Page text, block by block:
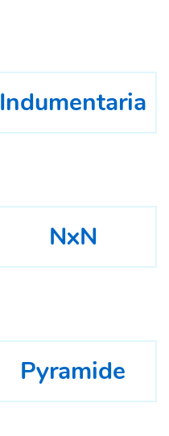
Indumentaria
NxN
Pyramide